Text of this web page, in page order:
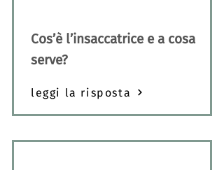
Cos’è l’insaccatrice e a cosa
serve?
leggi la risposta